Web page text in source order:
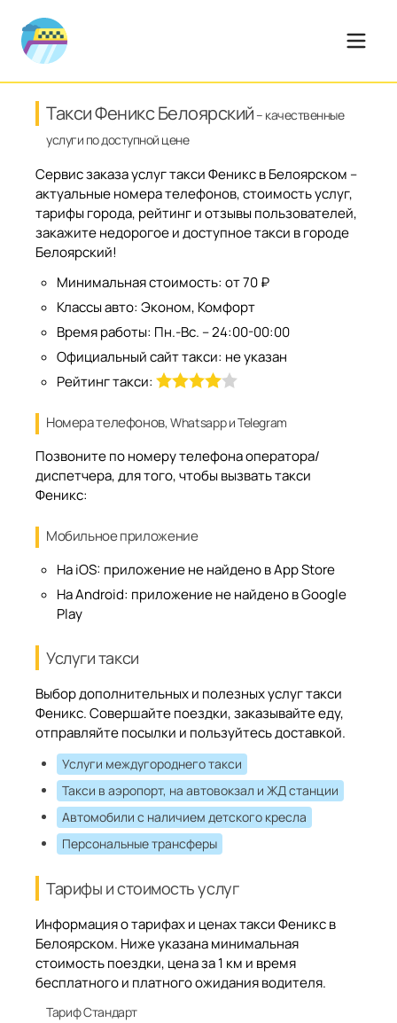
Такси Феникс Белоярский– качественные
услуги по доступной цене
Сервис заказа услуг такси Феникс в Белоярском –
актуальные номера телефонов, стоимость услуг,
тарифы города, рейтинг и отзывы пользователей,
закажите недорогое и доступное такси в городе
Белоярский!
Минимальная стоимость: от 70 ₽
Классы авто: Эконом, Комфорт
Время работы: Пн.-Вс. – 24:00-00:00
Официальный сайт такси: не указан
Рейтинг такси:
Номера телефонов, Whatsapp и Telegram
Позвоните по номеру телефона оператора/
диспетчера, для того, чтобы вызвать такси
Феникс:
Мобильное приложение
На iOS: приложение не найдено в App Store
На Android: приложение не найдено в Google
Play
Услуги такси
Выбор дополнительных и полезных услуг такси
Феникс. Совершайте поездки, заказывайте еду,
отправляйте посылки и пользуйтесь доставкой.
Услуги междугороднего такси
Такси в аэропорт, на автовокзал и ЖД станции
Автомобили с наличием детского кресла
Персональные трансферы
Тарифы и стоимость услуг
Информация о тарифах и ценах такси Феникс в
Белоярском. Ниже указана минимальная
стоимость поездки, цена за 1 км и время
бесплатного и платного ожидания водителя.
Тариф Стандарт